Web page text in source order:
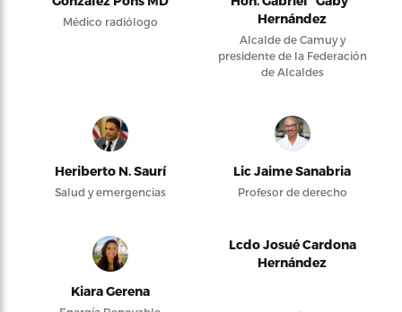
Médico radiólogo
Hernández
Alcalde de Camuy y
presidente de la Federación
de Alcaldes
Heriberto N. Saurí
Salud y emergencias
Lic Jaime Sanabria
Profesor de derecho
Kiara Gerena
Lcdo Josué Cardona
Hernández